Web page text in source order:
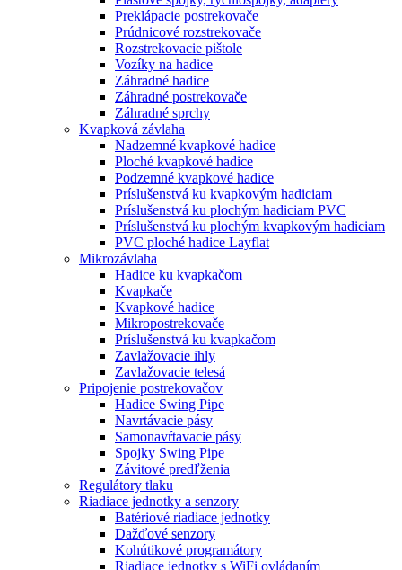
Preklápacie postrekovače
Prúdnicové rozstrekovače
Rozstrekovacie pištole
Vozíky na hadice
Záhradné hadice
Záhradné postrekovače
Záhradné sprchy
Kvapková závlaha
Nadzemné kvapkové hadice
Ploché kvapkové hadice
Podzemné kvapkové hadice
Príslušenstvá ku kvapkovým hadiciam
Príslušenstvá ku plochým hadiciam PVC
Príslušenstvá ku plochým kvapkovým hadiciam
PVC ploché hadice Layflat
Mikrozávlaha
Hadice ku kvapkačom
Kvapkače
Kvapkové hadice
Mikropostrekovače
Príslušenstvá ku kvapkačom
Zavlažovacie ihly
Zavlažovacie telesá
Pripojenie postrekovačov
Hadice Swing Pipe
Navrtávacie pásy
Samonavŕtavacie pásy
Spojky Swing Pipe
Závitové predľženia
Regulátory tlaku
Riadiace jednotky a senzory
Batériové riadiace jednotky
Dažďové senzory
Kohútikové programátory
Riadiace jednotky s WiFi ovládaním